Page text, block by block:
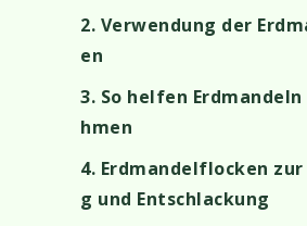
2. Verwendung der
en
3. So helfen
hmen
4. Erdmandelflocken
g und Entschlackung